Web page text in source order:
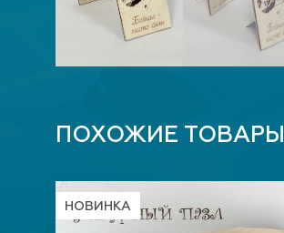
ПОХОЖИЕ ТОВАРЫ
НОВИНКА